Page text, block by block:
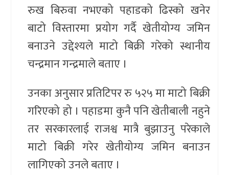
रुख बिरुवा नभएको पहाडको ढिस्को खनेर
बाटो विस्तारमा प्रयोग गर्दै खेतीयोग्य जमिन
बनाउने उद्देश्यले माटो बिक्री गरेको स्थानीय
चन्द्रमान गन्द्रमाले बताए ।
उनका अनुसार प्रतिटिपर रु ५२५ मा माटो बिक्री
गरिएको हो । पहाडमा कुनै पनि खेतीबाली नहुने
तर सरकारलाई राजश्व मात्रै बुझाउनु परेकाले
माटो बिक्री गरेर खेतीयोग्य जमिन बनाउन
लागिएको उनले बताए ।